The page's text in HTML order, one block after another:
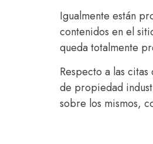
Igualmente están
contenidos en el
queda totalmente
Respecto a las
de propiedad
sobre los mismos,